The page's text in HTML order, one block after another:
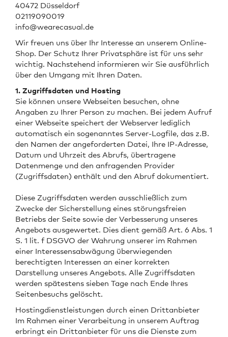
40472 Düsseldorf
02119090019
info@wearecasual.de
Wir freuen uns über Ihr Interesse an unserem Online-
Shop. Der Schutz Ihrer Privatsphäre ist für uns sehr
wichtig. Nachstehend informieren wir Sie ausführlich
über den Umgang mit Ihren Daten.
1. Zugriffsdaten und Hosting
Sie können unsere Webseiten besuchen, ohne
Angaben zu Ihrer Person zu machen. Bei jedem Aufruf
einer Webseite speichert der Webserver lediglich
automatisch ein sogenanntes Server-Logfile, das z.B.
den Namen der angeforderten Datei, Ihre IP-Adresse,
Datum und Uhrzeit des Abrufs, übertragene
Datenmenge und den anfragenden Provider
(Zugriffsdaten) enthält und den Abruf dokumentiert.
Diese Zugriffsdaten werden ausschließlich zum
Zwecke der Sicherstellung eines störungsfreien
Betriebs der Seite sowie der Verbesserung unseres
Angebots ausgewertet. Dies dient gemäß Art. 6 Abs. 1
S. 1 lit. f DSGVO der Wahrung unserer im Rahmen
einer Interessensabwägung überwiegenden
berechtigten Interessen an einer korrekten
Darstellung unseres Angebots. Alle Zugriffsdaten
werden spätestens sieben Tage nach Ende Ihres
Seitenbesuchs gelöscht.
Hostingdienstleistungen durch einen Drittanbieter
Im Rahmen einer Verarbeitung in unserem Auftrag
erbringt ein Drittanbieter für uns die Dienste zum